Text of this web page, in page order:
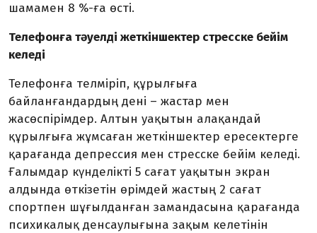
шамамен 8 %-ға өсті.
Телефонға тәуелді жеткіншектер стресске бейім
келеді
Телефонға телміріп, құрылғыға
байланғандардың дені – жастар мен
жасөспірімдер. Алтын уақытын алақандай
құрылғыға жұмсаған жеткіншектер ересектерге
қарағанда депрессия мен стресске бейім келеді.
Ғалымдар күнделікті 5 сағат уақытын экран
алдында өткізетін өрімдей жастың 2 сағат
спортпен шұғылданған замандасына қарағанда
психикалық денсаулығына зақым келетінін